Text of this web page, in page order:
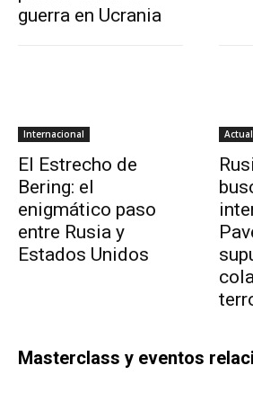
guerra en Ucrania
Internacional
El Estrecho de
Bering: el
enigmático paso
entre Rusia y
Estados Unidos
Masterclass y eventos